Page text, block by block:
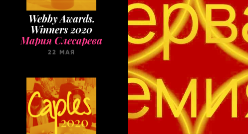
Webby Awards.
Winners 2020
Мария Слесарева
22 МАЯ